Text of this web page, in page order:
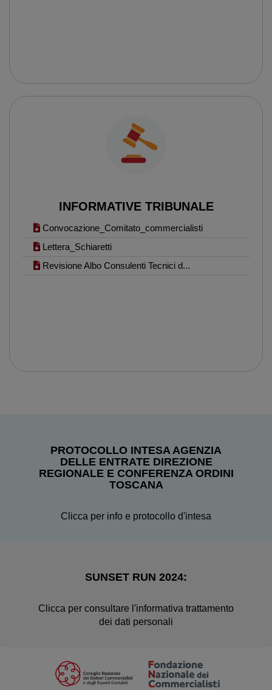
INFORMATIVE TRIBUNALE
Convocazione_Comitato_commercialisti
Lettera_Schiaretti
Revisione Albo Consulenti Tecnici d...
PROTOCOLLO INTESA AGENZIA
DELLE ENTRATE DIREZIONE
REGIONALE E CONFERENZA ORDINI
TOSCANA
Clicca per info e protocollo d'intesa
SUNSET RUN 2024:
Clicca per consultare l'informativa trattamento
dei dati personali